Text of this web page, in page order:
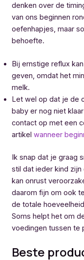
denken over de
van ons beginnen
oefenhapjes, maar
behoefte.
Bij ernstige reflux
geven, omdat het
melk.
Let wel op dat je de
baby er nog niet
contact op met een
artikel wanneer
Ik snap dat je graag
stil dat ieder kind
kan onrust
daarom fijn om ook
de totale
Soms helpt het om
voedingen tussen te
Beste